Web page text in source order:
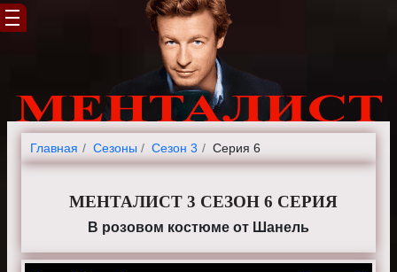
Главная Cезоны Сезон 3 Серия 6
МЕНТАЛИСТ 3 СЕЗОН 6 СЕРИЯ
В розовом костюме от Шанель